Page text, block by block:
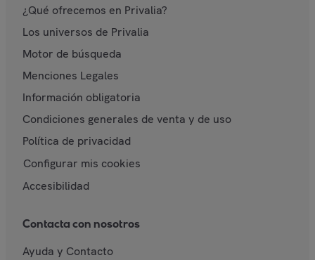
¿Qué ofrecemos en Privalia?
Los universos de Privalia
Motor de búsqueda
Menciones Legales
Información obligatoria
Condiciones generales de venta y de uso
Política de privacidad
Configurar mis cookies
Accesibilidad
Contacta con nosotros
Ayuda y Contacto